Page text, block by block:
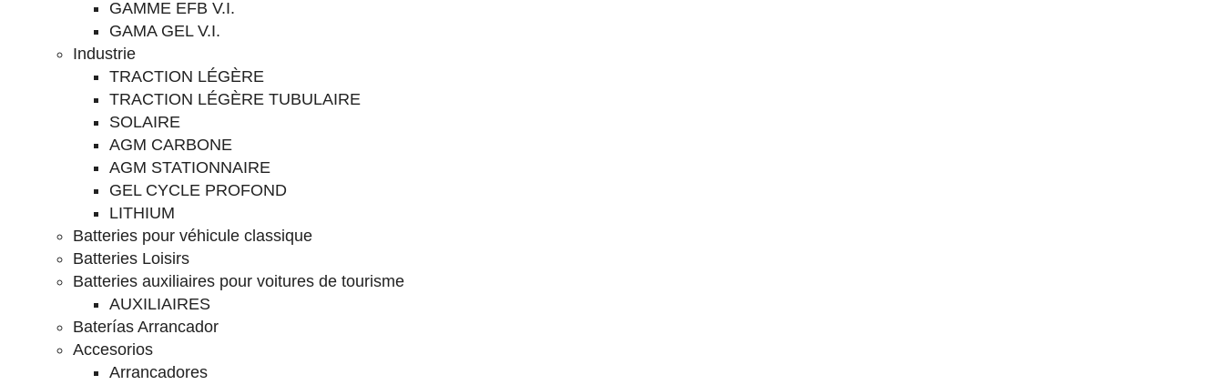
GAMME EFB V.I.
GAMA GEL V.I.
Industrie
TRACTION LÉGÈRE
TRACTION LÉGÈRE TUBULAIRE
SOLAIRE
AGM CARBONE
AGM STATIONNAIRE
GEL CYCLE PROFOND
LITHIUM
Batteries pour véhicule classique
Batteries Loisirs
Batteries auxiliaires pour voitures de tourisme
AUXILIAIRES
Baterías Arrancador
Accesorios
Arrancadores